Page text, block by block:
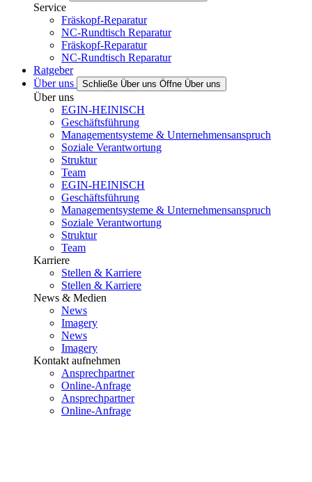
Service
Fräskopf-Reparatur
NC-Rundtisch Reparatur
Fräskopf-Reparatur
NC-Rundtisch Reparatur
Ratgeber
Über uns
Schließe Über uns Öffne Über uns
Über uns
EGIN-HEINISCH
Geschäftsführung
Managementsysteme & Unternehmensanspruch
Soziale Verantwortung
Struktur
Team
EGIN-HEINISCH
Geschäftsführung
Managementsysteme & Unternehmensanspruch
Soziale Verantwortung
Struktur
Team
Karriere
Stellen & Karriere
Stellen & Karriere
News & Medien
News
Imagery
News
Imagery
Kontakt aufnehmen
Ansprechpartner
Online-Anfrage
Ansprechpartner
Online-Anfrage